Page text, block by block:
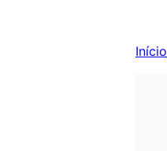
Início